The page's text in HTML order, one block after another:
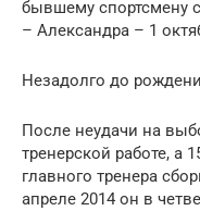
бывшему спортсмену
– Александра – 1
Незадолго до
После неудачи на
тренерской работе, а
главного тренера
апреле 2014 он в